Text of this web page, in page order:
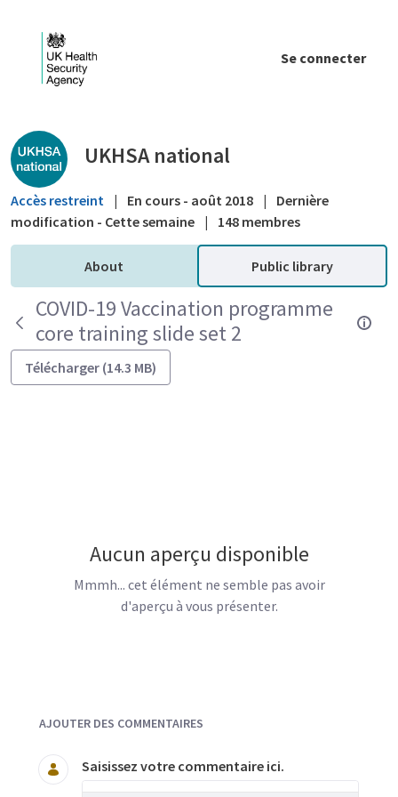
Se connecter
Public library - UKHSA national
UKHSA national
Accès restreint | En cours - août 2018 |
Dernière
modification - Cette semaine | 148 membres
About Public library
COVID-19 Vaccination programme
core training slide set 2
Télécharger (14.3 MB)
Aucun aperçu disponible
Mmmh... cet élément ne semble pas avoir
d'aperçu à vous présenter.
AJOUTER DES COMMENTAIRES
Saisissez votre commentaire ici.